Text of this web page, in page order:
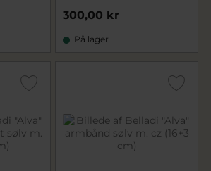
300,00 kr
På lager